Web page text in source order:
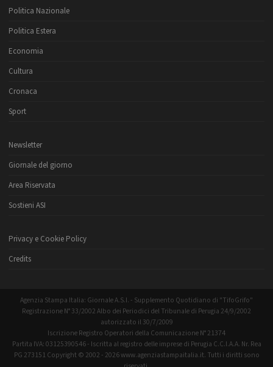
Politica Nazionale
Politica Estera
Economia
Cultura
Cronaca
Sport
Newsletter
Giornale del giorno
Area Riservata
Sostieni ASI
Privacy e Cookie Policy
Credits
Agenzia Stampa Italia: Giornale A.S.I. - Supplemento Quotidiano di "TifoGrifo"
Registrazione N° 33/2002 Albo dei Periodici del Tribunale di Perugia 24/9/2002
autorizzato il 30/7/2009
Iscrizione Registro Operatori della Comunicazione N° 21374
Partita IVA: 03125390546 - Iscritta al registro delle imprese di Perugia C.C.I.A.A. Nr. Rea
PG 273151 Copyright © 2002 - 2026 www.agenziastampaitalia.it. Tutti i diritti sono